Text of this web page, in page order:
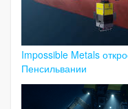
Impossible Metals
Пенсильвании